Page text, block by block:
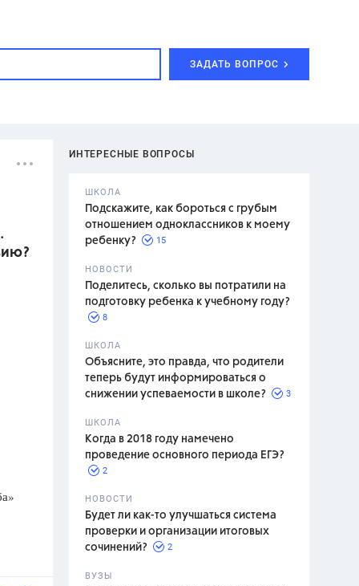
ЗАДАТЬ ВОПРОС
ИНТЕРЕСНЫЕ ВОПРОСЫ
ШКОЛА
Подскажите, как бороться с грубым
отношением одноклассников к моему
ребенку?
15
НОВОСТИ
Поделитесь, сколько вы потратили на
подготовку ребенка к учебному году?
8
ШКОЛА
Объясните, это правда, что родители
теперь будут информироваться о
снижении успеваемости в школе?
3
ШКОЛА
Когда в 2018 году намечено
проведение основного периода ЕГЭ?
2
НОВОСТИ
Будет ли как-то улучшаться система
проверки и организации итоговых
сочинений?
2
ВУЗЫ